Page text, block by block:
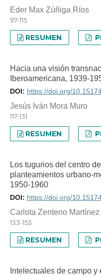
Eder Max Zúñiga Ríos
97-115
RESUMEN
Hacia una visión
Iberoamericana, 1939-
DOI: https://doi.org/
Jesús Iván Mora Muro
117-131
RESUMEN
Los tugurios del centro
planteamientos urbano-
1950-1960
DOI: https://doi.org/
Carlota Zenteno Martínez
133-153
RESUMEN
Intelectuales de campo